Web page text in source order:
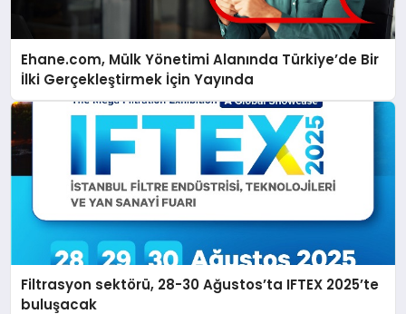
Ehane.com, Mülk Yönetimi Alanında Türkiye’de Bir
İlki Gerçekleştirmek İçin Yayında
Filtrasyon sektörü, 28-30 Ağustos’ta IFTEX 2025’te
buluşacak